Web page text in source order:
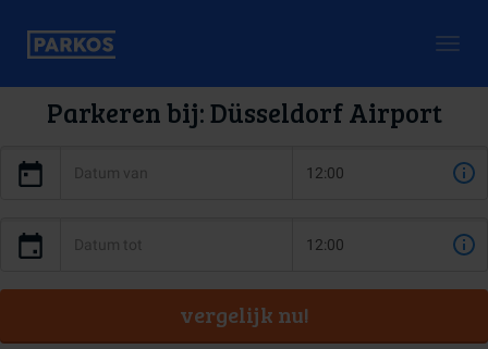
Parkeren bij: Düsseldorf Airport
vergelijk nu!